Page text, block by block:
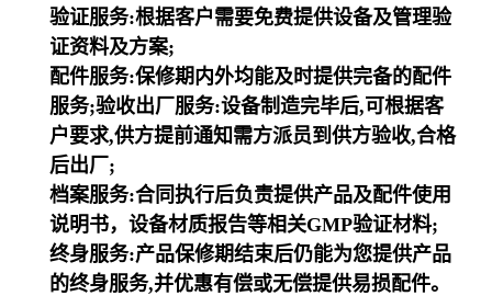
验证服务:根据客户需要免费提供设备及管理验
证资料及方案;
配件服务:保修期内外均能及时提供完备的配件
服务;验收出厂服务:设备制造完毕后,可根据客
户要求,供方提前通知需方派员到供方验收,合格
后出厂;
档案服务:合同执行后负责提供产品及配件使用
说明书，设备材质报告等相关GMP验证材料;
终身服务:产品保修期结束后仍能为您提供产品
的终身服务,并优惠有偿或无偿提供易损配件。